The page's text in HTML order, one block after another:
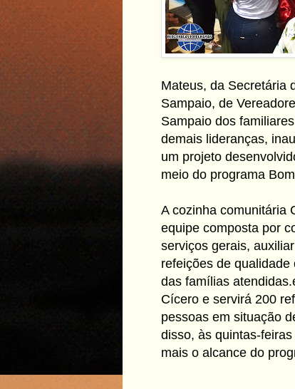
Mateus, da Secretária
Sampaio, de
Sampaio dos
demais lideranças,
um projeto
meio do programa
A cozinha comunitária
equipe composta por
serviços gerais,
refeições de
das famílias
Cícero e servirá 200
pessoas em situação
disso, às quintas-
mais o alcance do